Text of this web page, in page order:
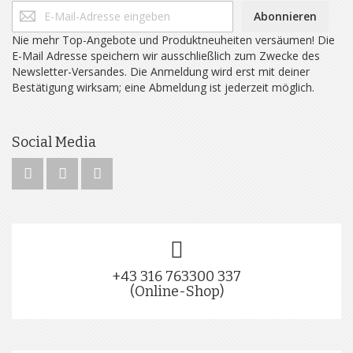
Abonnieren
Nie mehr Top-Angebote und Produktneuheiten versäumen! Die
E-Mail Adresse speichern wir ausschließlich zum Zwecke des
Newsletter-Versandes. Die Anmeldung wird erst mit deiner
Bestätigung wirksam; eine Abmeldung ist jederzeit möglich.
Social Media
+43 316 763300 337
(Online-Shop)